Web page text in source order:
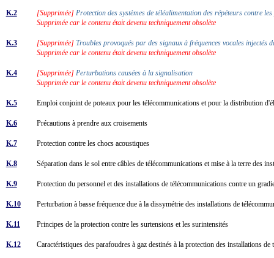
K.2 [Supprimée] Protection des systèmes de téléalimentation des répéteurs contre
Supprimée car le contenu était devenu techniquement obsolète
K.3 [Supprimée] Troubles provoqués par des signaux à fréquences vocales
Supprimée car le contenu était devenu techniquement obsolète
K.4 [Supprimée] Perturbations causées à la signalisation
Supprimée car le contenu était devenu techniquement obsolète
K.5 Emploi conjoint de poteaux pour les télécommunications et pour la distribution
K.6 Précautions à prendre aux croisements
K.7 Protection contre les chocs acoustiques
K.8 Séparation dans le sol entre câbles de télécommunications et mise à la terre des
K.9 Protection du personnel et des installations de télécommunications contre un
K.10 Perturbation à basse fréquence due à la dissymétrie des installations de
K.11 Principes de la protection contre les surtensions et les surintensités
K.12 Caractéristiques des parafoudres à gaz destinés à la protection des installations